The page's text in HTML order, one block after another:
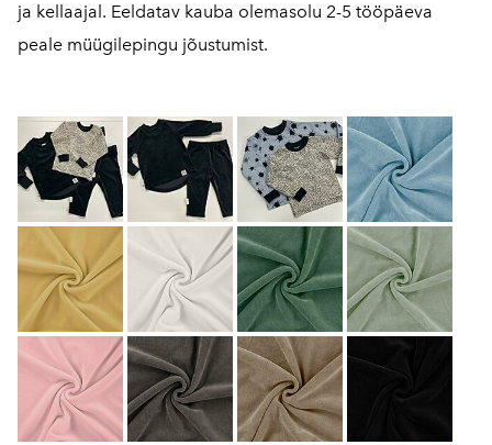
ja kellaajal. Eeldatav kauba olemasolu 2-5 tööpäeva
peale müügilepingu jõustumist.